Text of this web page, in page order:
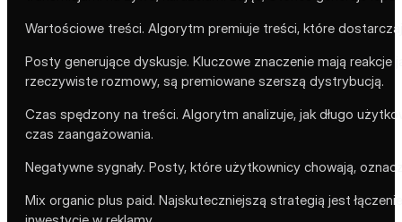
Wartościowe treści. Algorytm premiuje treści, które
Posty generujące dyskusje. Kluczowe znaczenie mają
rzeczywiste rozmowy, są premiowane szerszą dystrybucją.
Czas spędzony na treści. Algorytm analizuje, jak długo
czas zaangażowania.
Negatywne sygnały. Posty, które użytkownicy chowają,
Mix organic plus paid. Najskuteczniejszą strategią jest